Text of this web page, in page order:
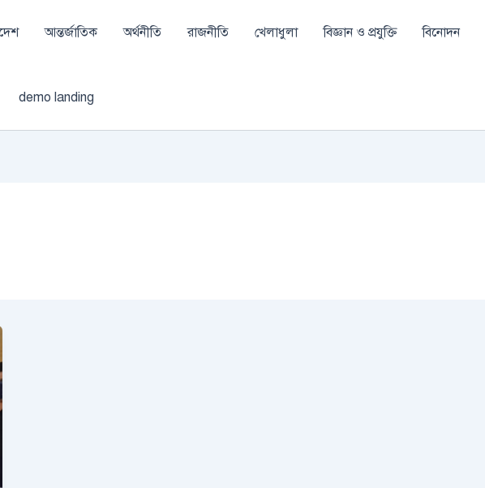
আন্তর্জাতিক অর্থনীতি রাজনীতি খেলাধুলা বিজ্ঞান ও প্রযুক্তি বিনোদন
demo landing